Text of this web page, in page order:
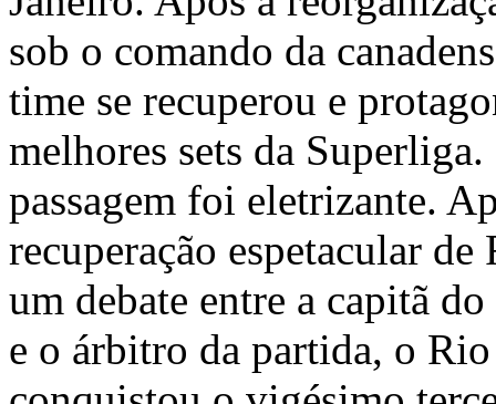
sob o comando da
time se recuperou e
melhores sets da
passagem foi eletrizante.
recuperação espetacular
um debate entre a capitã
e o árbitro da partida, o